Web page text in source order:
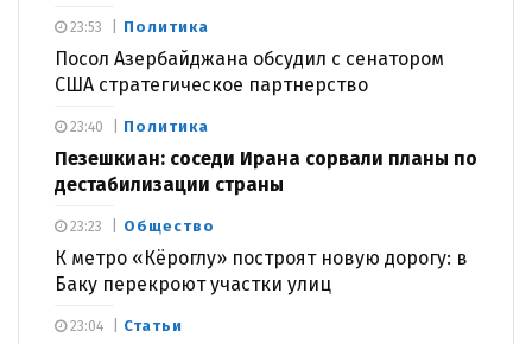
Политика
Посол Азербайджана обсудил с сенатором
США стратегическое партнерство
23:53
Политика
Пезешкиан: соседи Ирана сорвали планы по
дестабилизации страны
23:40
Общество
К метро «Кёроглу» построят новую дорогу: в
Баку перекроют участки улиц
23:23
Статьи
23:04